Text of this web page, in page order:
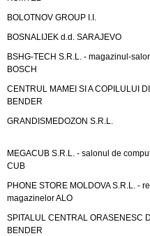
BOLOTNOV GROUP I.I.
BOSNALIJEK d.d. SARAJEVO
BSHG-TECH S.R.L. - magazinul-
BOSCH
CENTRUL MAMEI SI A COPILULUI
BENDER
GRANDISMEDOZON S.R.L.
MEGACUB S.R.L. - salonul de
CUB
PHONE STORE MOLDOVA S.R.L. -
magazinelor ALO
SPITALUL CENTRAL ORASENESC
BENDER